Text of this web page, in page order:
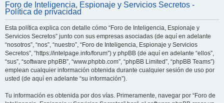
c
Foro de Inteligencia, Espionaje y Servicios Secretos -
Política de privacidad
Esta política explica con detalle cómo “Foro de Inteligencia, Espionaje y
Servicios Secretos” junto con sus empresas asociadas (de aquí en adelante
“nosotros”, “nos”, “nuestro”, “Foro de Inteligencia, Espionaje y Servicios
Secretos”, “https://intelpage.info/forum”) y phpBB (de aquí en adelante “ellos”,
“sus”, “software phpBB”, “www.phpbb.com”, “phpBB Limited”, “phpBB Teams”)
emplean cualquier información obtenida durante cualquier sesión de uso por
usted (de aquí en adelante “su información”).
Tu información es obtenida por dos vías. Primeramente, navegar por “Foro de